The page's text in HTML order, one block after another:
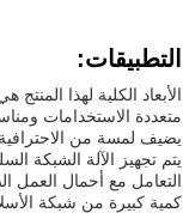
التطبيقات:
متعددة الاستخدامات
يضيف لمسة من
كمية كبيرة من شبكة